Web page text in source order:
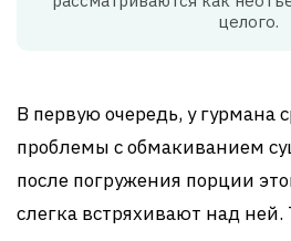
целого.
В первую очередь, у гурмана
проблемы с обмакиванием
после погружения порции
слегка встряхивают над